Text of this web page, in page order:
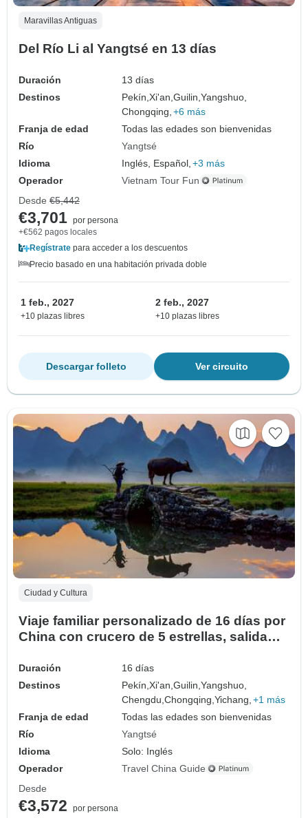
Maravillas Antiguas
Del Río Li al Yangtsé en 13 días
Duración
13 días
Destinos
Pekín,Xi'an,Guilin,Yangshuo,
Chongqing, +6 más
Franja de edad
Todas las edades son bienvenidas
Río
Yangtsé
Idioma
Inglés, Español, +3 más
Operador
Vietnam Tour Fun
Desde €5,442
€3,701 por persona
+€562 pagos locales
Regístrate para acceder a los descuentos
Precio basado en una habitación privada doble
1 feb., 2027
+10 plazas libres
2 feb., 2027
+10 plazas libres
Ver circuito
Descargar folleto
Ciudad y Cultura
Viaje familiar personalizado de 16 días por
China con crucero de 5 estrellas, salida
Duración
16 días
Destinos
Pekín,Xi'an,Guilin,Yangshuo,
Chengdu,Chongqing,Yichang, +1 más
Franja de edad
Todas las edades son bienvenidas
Río
Yangtsé
Idioma
Solo: Inglés
Operador
Travel China Guide
Desde
€3,572 por persona